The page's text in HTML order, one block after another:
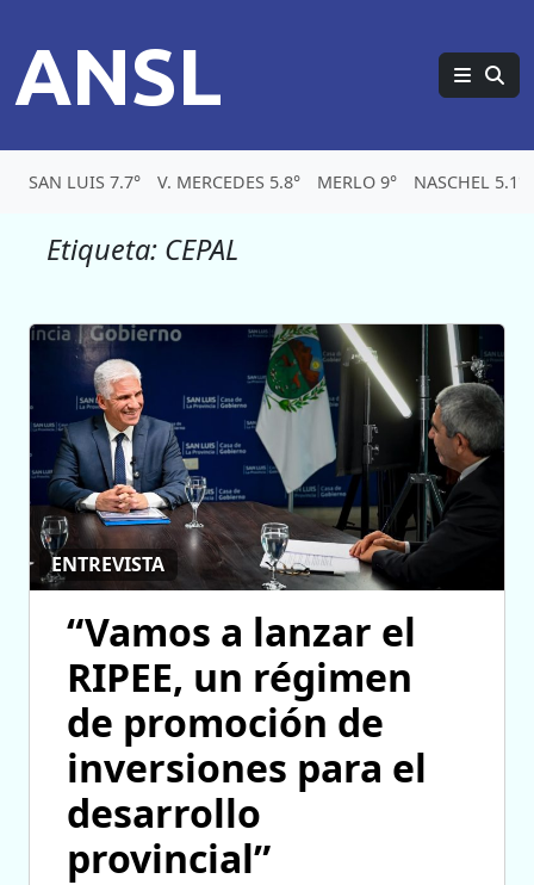
ANSL
SAN LUIS 7.7° V. MERCEDES 5.8° MERLO 9° NASCHEL 5.1°
Etiqueta: CEPAL
ENTREVISTA
“Vamos a lanzar el
RIPEE, un régimen
de promoción de
inversiones para el
desarrollo
provincial”